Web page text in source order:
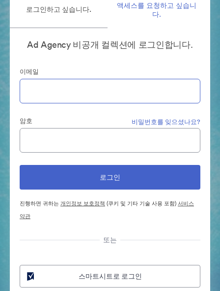
로그인하고 싶습니다.
액세스를 요청하고 싶습니
다.
Ad Agency 비공개 컬렉션에 로그인합니다.
이메일
암호 비밀번호를 잊으셨나요?
진행하면 귀하는개인정보 보호정책 (쿠키 및 기타 기술 사용 포함)서비스
약관
또는
스마트시트로 로그인